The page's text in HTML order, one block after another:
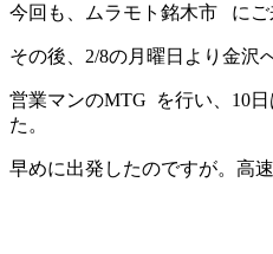
今回も、ムラモト銘木市 にご
その後、2/8の月曜日より金沢
営業マンのMTG を行い、10
た。
早めに出発したのですが。高